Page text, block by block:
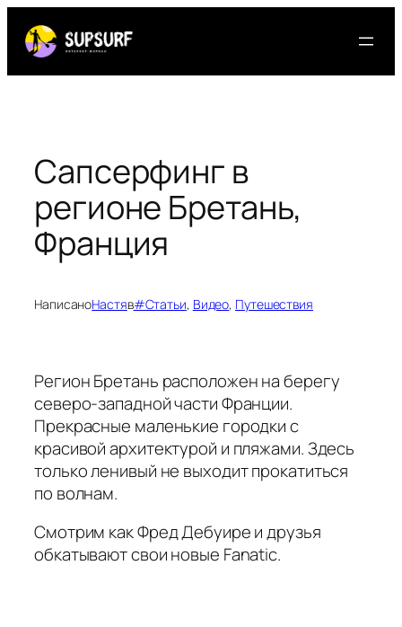
содержимому
Сапсерфинг в
регионе Бретань,
Франция
НаписаноНастяв#Статьи, Видео, Путешествия
Регион Бретань расположен на берегу
северо-западной части Франции.
Прекрасные маленькие городки с
красивой архитектурой и пляжами. Здесь
только ленивый не выходит прокатиться
по волнам.
Смотрим как Фред Дебуире и друзья
обкатывают свои новые Fanatic.